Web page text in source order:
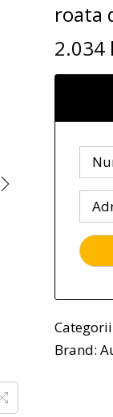
roata
2.034
Brand: